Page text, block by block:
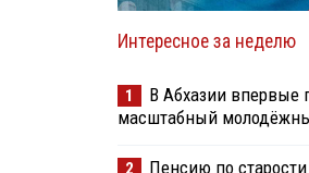
Интересное за неделю
1
В Абхазии впервые
масштабный
2
Пенсию по